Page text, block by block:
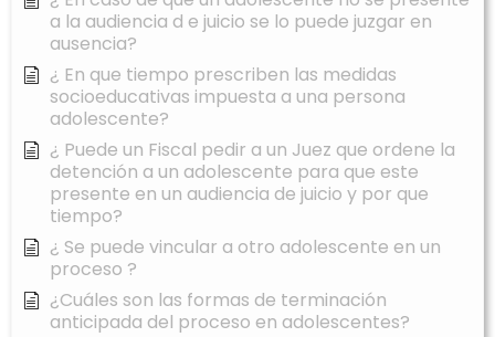
a la audiencia d e juicio se lo puede juzgar en
ausencia?
¿ En que tiempo prescriben las medidas
socioeducativas impuesta a una persona
adolescente?
¿ Puede un Fiscal pedir a un Juez que ordene la
detención a un adolescente para que este
presente en un audiencia de juicio y por que
tiempo?
¿ Se puede vincular a otro adolescente en un
proceso ?
¿Cuáles son las formas de terminación
anticipada del proceso en adolescentes?